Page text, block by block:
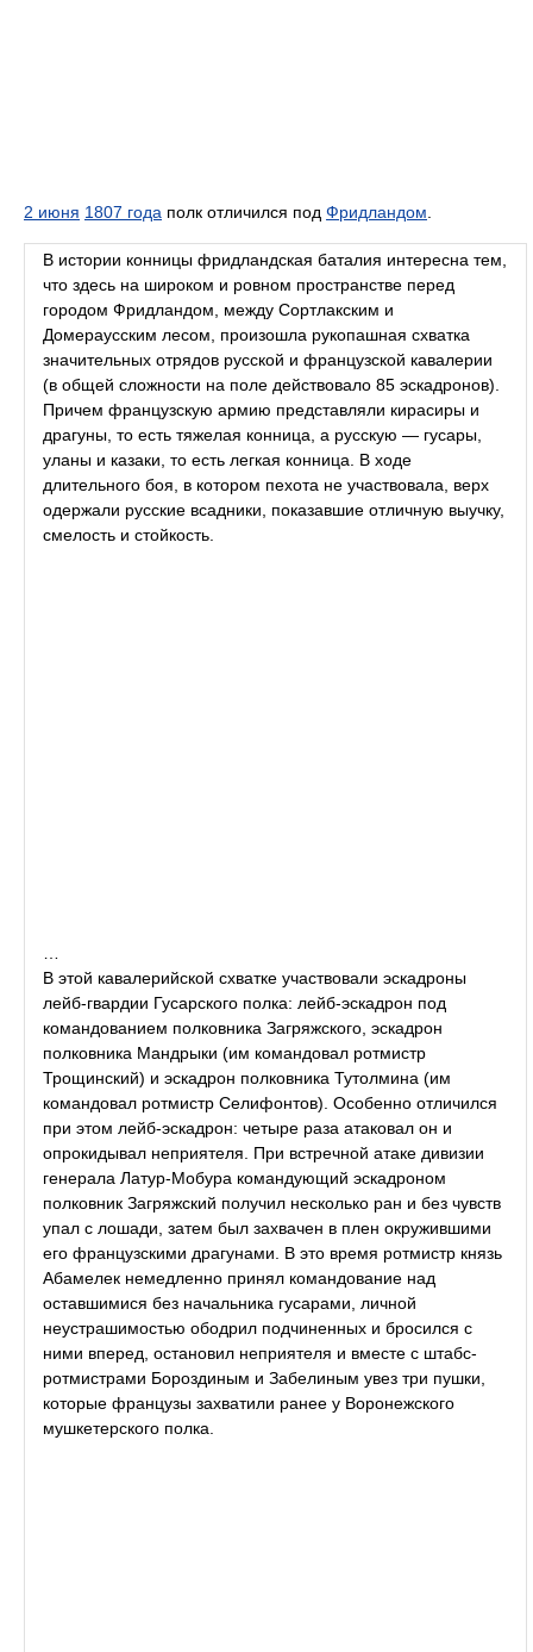
2 июня 1807 года полк отличился под Фридландом
В истории конницы фридландская баталия интересна тем,
что здесь на широком и ровном пространстве перед
городом Фридландом, между Сортлакским и
Домераусским лесом, произошла рукопашная схватка
значительных отрядов русской и французской кавалерии
(в общей сложности на поле действовало 85 эскадронов).
Причем французскую армию представляли кирасиры и
драгуны, то есть тяжелая конница, а русскую — гусары,
уланы и казаки, то есть легкая конница. В ходе
длительного боя, в котором пехота не участвовала, верх
одержали русские всадники, показавшие отличную выучку,
смелость и стойкость.
В этой кавалерийской схватке участвовали эскадроны
лейб-гвардии Гусарского полка: лейб-эскадрон под
командованием полковника Загряжского, эскадрон
полковника Мандрыки (им командовал ротмистр
Трощинский) и эскадрон полковника Тутолмина (им
командовал ротмистр Селифонтов). Особенно отличился
при этом лейб-эскадрон: четыре раза атаковал он и
опрокидывал неприятеля. При встречной атаке дивизии
генерала Латур-Мобура командующий эскадроном
полковник Загряжский получил несколько ран и без чувств
упал с лошади, затем был захвачен в плен окружившими
его французскими драгунами. В это время ротмистр князь
Абамелек немедленно принял командование над
оставшимися без начальника гусарами, личной
неустрашимостью ободрил подчиненных и бросился с
ними вперед, остановил неприятеля и вместе с штабс-
ротмистрами Бороздиным и Забелиным увез три пушки,
которые французы захватили ранее у Воронежского
мушкетерского полка.